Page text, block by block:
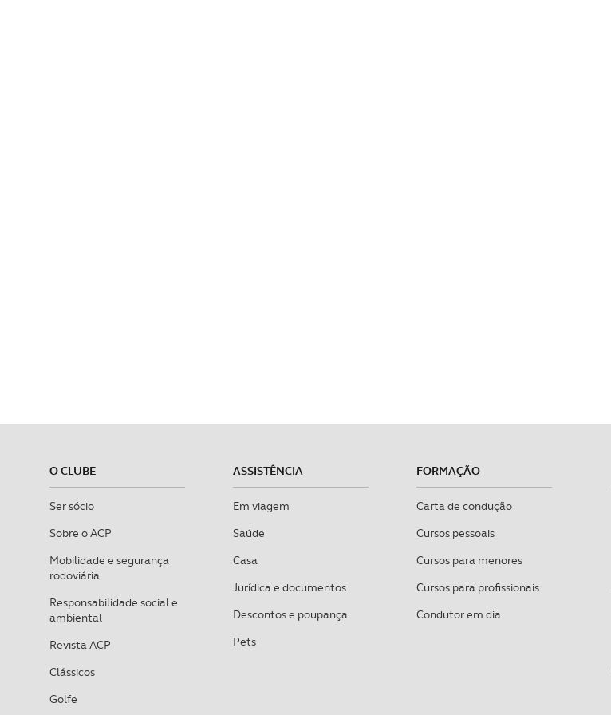
O CLUBE
Ser sócio
Sobre o ACP
Mobilidade e segurança
rodoviária
Responsabilidade social e
ambiental
Revista ACP
Clássicos
Golfe
ASSISTÊNCIA
Em viagem
Saúde
Casa
Jurídica e documentos
Descontos e poupança
Pets
FORMAÇÃO
Carta de condução
Cursos pessoais
Cursos para menores
Cursos para profissionais
Condutor em dia